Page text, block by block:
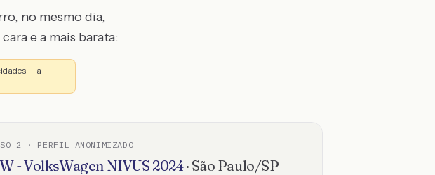
no mesmo dia,
e a mais barata:
— a
2 · PERFIL ANONIMIZADO
- VolksWagen NIVUS 2024· São Paulo/SP